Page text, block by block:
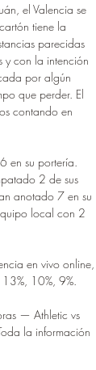
el Valencia se
tiene la
parecidas
y con la intención
por algún
que perder. El
contando en
en su portería.
2 de sus
anotado 7 en su
local con 2
en vivo online,
10%, 9%.
— Athletic vs
la información